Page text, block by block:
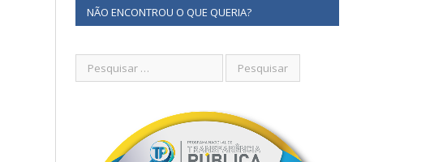
NÃO ENCONTROU O QUE QUERIA?